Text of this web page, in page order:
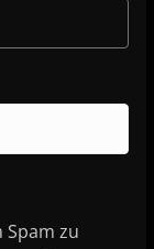
Spam zu